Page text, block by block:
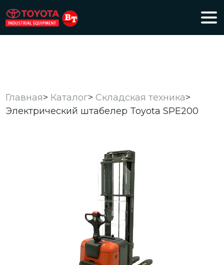
Главная> Каталог> Складская техника>
Электрический штабелер Toyota SPE200